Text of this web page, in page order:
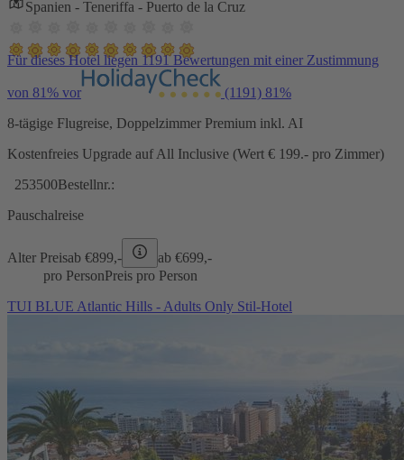
Spanien - Teneriffa - Puerto de la Cruz
Für dieses Hotel liegen 1191 Bewertungen mit einer Zustimmung
von 81% vor (1191) 81%
8-tägige Flugreise, Doppelzimmer Premium inkl. AI
Kostenfreies Upgrade auf All Inclusive (Wert € 199.- pro Zimmer)
253500Bestellnr.:
Pauschalreise
Alter Preisab €899,- ab €699,-
pro PersonPreis pro Person
TUI BLUE Atlantic Hills - Adults Only Stil-Hotel